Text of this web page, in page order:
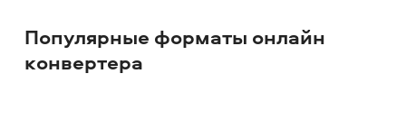
Популярные форматы онлайн
конвертера